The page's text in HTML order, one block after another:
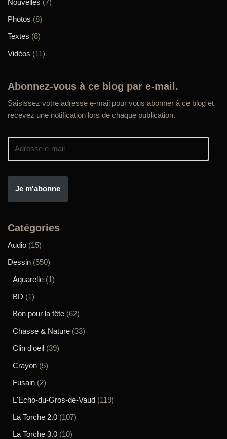
Photos (8)
Textes (8)
Vidéos (11)
Abonnez-vous à ce blog par e-mail.
Saisissez votre adresse e-mail pour vous abonner à ce blog et
recevez une notification lors de chaque publication.
Je m'abonne
Catégories
Audio (15)
Dessin (550)
Aquarelle (1)
BD (1)
Bon pour la tête (62)
Chasse & Nature (33)
Clin d'oeil (39)
Crayon (5)
Fusain (2)
L'Echo-du-Gros-de-Vaud (119)
La Torche 2.0 (107)
La Torche 3.0 (10)